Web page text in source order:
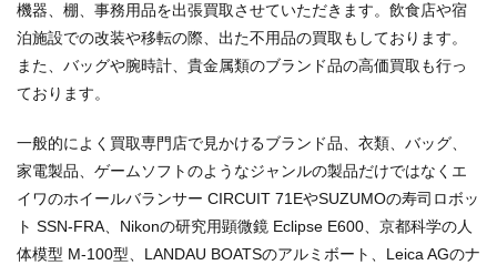
機器、棚、事務用品を出張買取させていただきます。飲食店や宿
泊施設での改装や移転の際、出た不用品の買取もしております。
また、バッグや腕時計、貴金属類のブランド品の高価買取も行っ
ております。
一般的によく買取専門店で見かけるブランド品、衣類、バッグ、
家電製品、ゲームソフトのようなジャンルの製品だけではなくエ
イワのホイールバランサー CIRCUIT 71EやSUZUMOの寿司ロボッ
ト SSN-FRA、Nikonの研究用顕微鏡 Eclipse E600、京都科学の人
体模型 M-100型、LANDAU BOATSのアルミボート、Leica AGのナ